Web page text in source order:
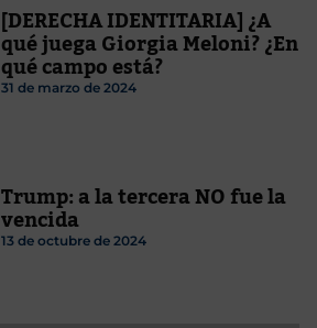
[DERECHA IDENTITARIA] ¿A
qué juega Giorgia Meloni? ¿En
qué campo está?
31 de marzo de 2024
Trump: a la tercera NO fue la
vencida
13 de octubre de 2024